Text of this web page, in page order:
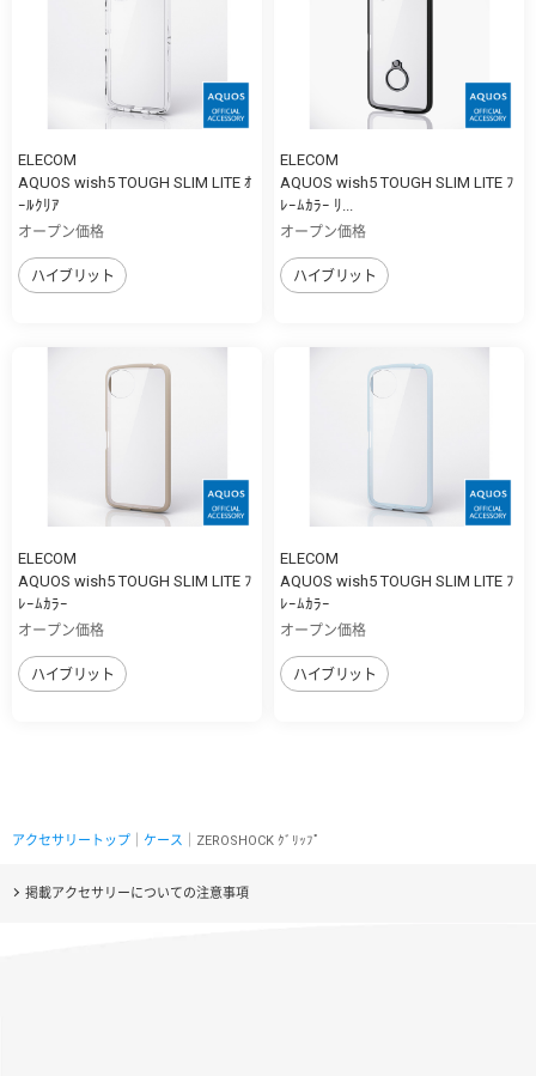
ELECOM
AQUOS wish5 TOUGH SLIM LITE ｵ
ｰﾙｸﾘｱ
オープン価格
ハイブリット
ELECOM
AQUOS wish5 TOUGH SLIM LITE ﾌ
ﾚｰﾑｶﾗｰ ﾘ...
オープン価格
ハイブリット
ELECOM
AQUOS wish5 TOUGH SLIM LITE ﾌ
ﾚｰﾑｶﾗｰ
オープン価格
ハイブリット
ELECOM
AQUOS wish5 TOUGH SLIM LITE ﾌ
ﾚｰﾑｶﾗｰ
オープン価格
ハイブリット
アクセサリートップ ケース ｜ZEROSHOCK ｸﾞﾘｯﾌﾟ
掲載アクセサリーについての注意事項